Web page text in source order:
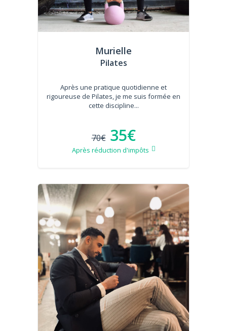
Murielle
Pilates
Après une pratique quotidienne et
rigoureuse de Pilates, je me suis formée en
cette discipline...
70€ 35€
Après réduction d'impôts